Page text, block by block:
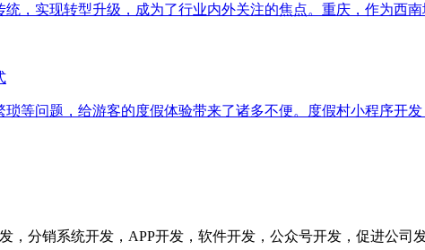
，实现转型升级，成为了行业内外关注的焦点。重庆，作为西
等问题，给游客的度假体验带来了诸多不便。度假村小程序开
分销系统开发，APP开发，软件开发，公众号开发，促进公司